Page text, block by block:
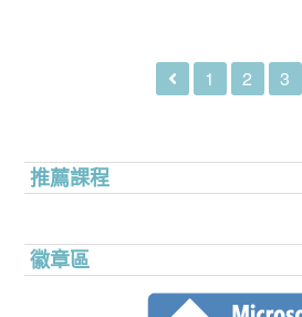
1 2 3
推薦課程
徽章區